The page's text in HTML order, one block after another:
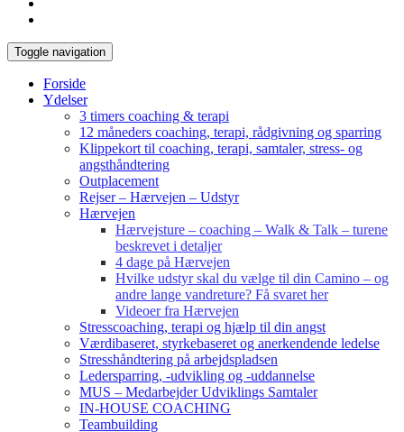
Toggle navigation
Forside
Ydelser
3 timers coaching & terapi
12 måneders coaching, terapi, rådgivning og sparring
Klippekort til coaching, terapi, samtaler, stress- og
angsthåndtering
Outplacement
Rejser – Hærvejen – Udstyr
Hærvejen
Hærvejsture – coaching – Walk & Talk – turene
beskrevet i detaljer
4 dage på Hærvejen
Hvilke udstyr skal du vælge til din Camino – og
andre lange vandreture? Få svaret her
Videoer fra Hærvejen
Stresscoaching, terapi og hjælp til din angst
Værdibaseret, styrkebaseret og anerkendende ledelse
Stresshåndtering på arbejdspladsen
Ledersparring, -udvikling og -uddannelse
MUS – Medarbejder Udviklings Samtaler
IN-HOUSE COACHING
Teambuilding